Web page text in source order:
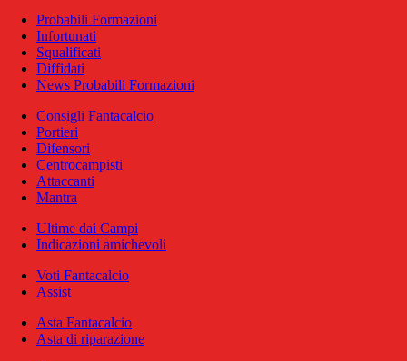
Probabili Formazioni
Infortunati
Squalificati
Diffidati
News Probabili Formazioni
Consigli Fantacalcio
Portieri
Difensori
Centrocampisti
Attaccanti
Mantra
Ultime dai Campi
Indicazioni amichevoli
Voti Fantacalcio
Assist
Asta Fantacalcio
Asta di riparazione